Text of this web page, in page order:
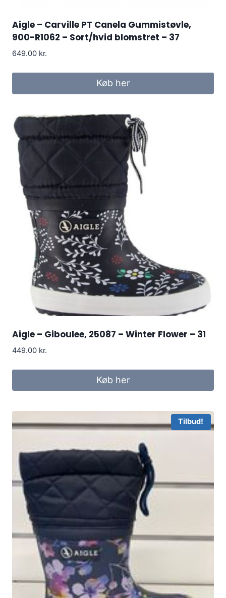
Aigle – Carville PT Canela Gummistøvle,
900-R1062 – Sort/hvid blomstret – 37
649.00 kr.
Køb her
Aigle – Giboulee, 25087 – Winter Flower – 31
449.00 kr.
Køb her
Tilbud!